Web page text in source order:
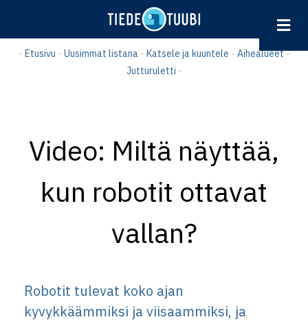
- Etusivu - Uusimmat listana- Katsele ja kuuntele - Aihealueet-
Jutturuletti -
Video: Miltä näyttää,
kun robotit ottavat
vallan?
Robotit tulevat koko ajan
kyvykkäämmiksi ja viisaammiksi, ja